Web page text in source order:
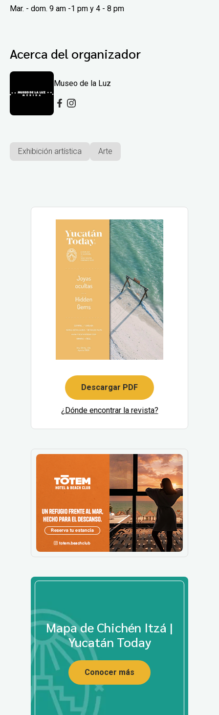
Mar. - dom. 9 am -1 pm y 4 - 8 pm
Acerca del organizador
Museo de la Luz
Exhibición artística Arte
Descargar PDF
¿Dónde encontrar la revista?
Mapa de Chichén Itzá |
Yucatán Today
Conocer más